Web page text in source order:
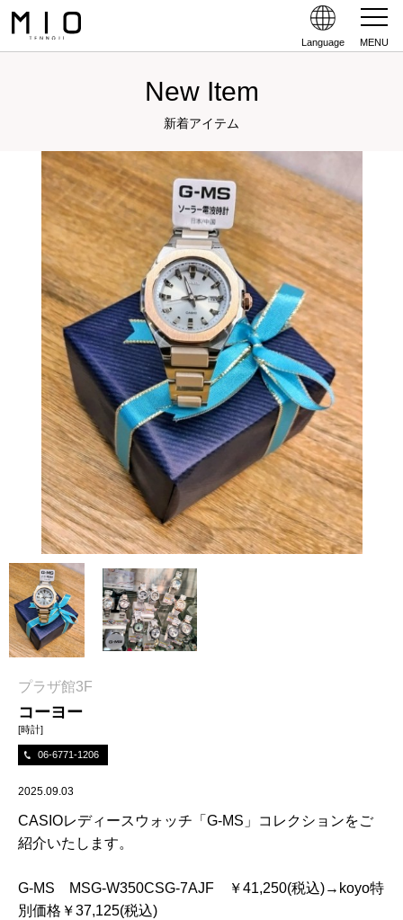
Language MENU
New Item
新着アイテム
プラザ館3F
コーヨー
[時計]
06-6771-1206
2025.09.03
CASIOレディースウォッチ「G-MS」コレクションをご
紹介いたします。
G-MS MSG-W350CSG-7AJF ￥41,250(税込)→koyo特
別価格￥37,125(税込)